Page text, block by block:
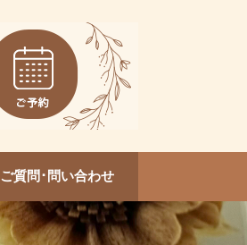
ご質問･問い合わせ